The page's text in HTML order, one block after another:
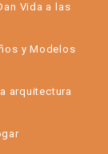
Vida a las
y Modelos
arquitectura